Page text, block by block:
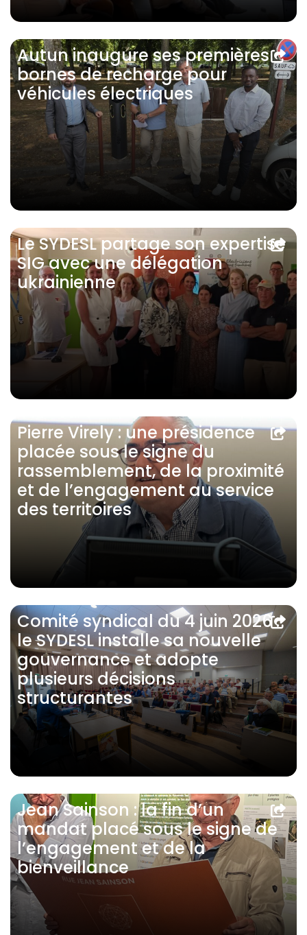
Autun inaugure ses premières
bornes de recharge pour
véhicules électriques
Le SYDESL partage son expertise
SIG avec une délégation
ukrainienne
Pierre Virely : une présidence
placée sous le signe du
rassemblement, de la proximité
et de l’engagement au service
des territoires
Comité syndical du 4 juin 2026 :
le SYDESL installe sa nouvelle
gouvernance et adopte
plusieurs décisions
structurantes
Jean Sainson : la fin d’un
mandat placé sous le signe de
l’engagement et de la
bienveillance